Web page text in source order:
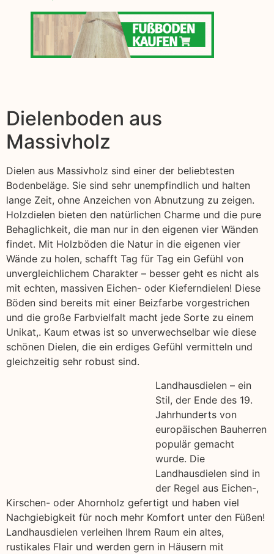
Dielenboden aus
Massivholz
Dielen aus Massivholz sind einer der beliebtesten
Bodenbeläge. Sie sind sehr unempfindlich und halten
lange Zeit, ohne Anzeichen von Abnutzung zu zeigen.
Holzdielen bieten den natürlichen Charme und die pure
Behaglichkeit, die man nur in den eigenen vier Wänden
findet. Mit Holzböden die Natur in die eigenen vier
Wände zu holen, schafft Tag für Tag ein Gefühl von
unvergleichlichem Charakter – besser geht es nicht als
mit echten, massiven Eichen- oder Kieferndielen! Diese
Böden sind bereits mit einer Beizfarbe vorgestrichen
und die große Farbvielfalt macht jede Sorte zu einem
Unikat,. Kaum etwas ist so unverwechselbar wie diese
schönen Dielen, die ein erdiges Gefühl vermitteln und
gleichzeitig sehr robust sind.
Landhausdielen – ein
Stil, der Ende des 19.
Jahrhunderts von
europäischen Bauherren
populär gemacht
wurde. Die
Landhausdielen sind in
der Regel aus Eichen-,
Kirschen- oder Ahornholz gefertigt und haben viel
Nachgiebigkeit für noch mehr Komfort unter den Füßen!
Landhausdielen verleihen Ihrem Raum ein altes,
rustikales Flair und werden gern in Häusern mit